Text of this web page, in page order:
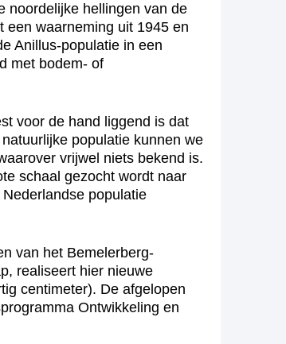
noordelijke hellingen van de
een waarneming uit 1945 en
Anillus-populatie in een
met bodem- of
voor de hand liggend is dat
populatie kunnen we
vrijwel niets bekend is.
schaal gezocht wordt naar
populatie
van het Bemelerberg-
realiseert hier nieuwe
centimeter). De afgelopen
Ontwikkeling en